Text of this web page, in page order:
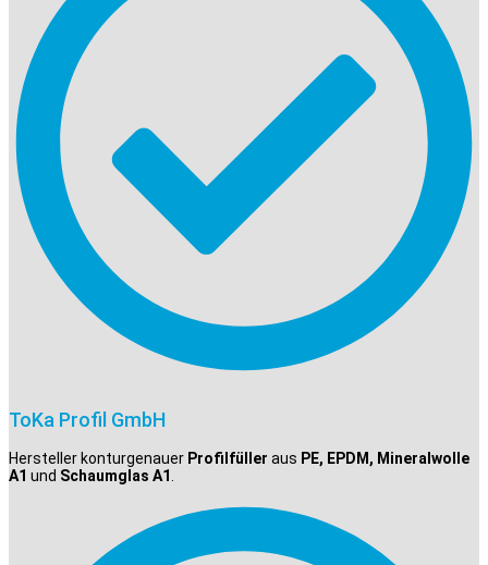
ToKa Profil GmbH
Hersteller konturgenauer Profilfüller aus PE, EPDM, Mineralwolle
A1 und Schaumglas A1.